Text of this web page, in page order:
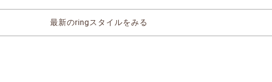
最新のringスタイルをみる